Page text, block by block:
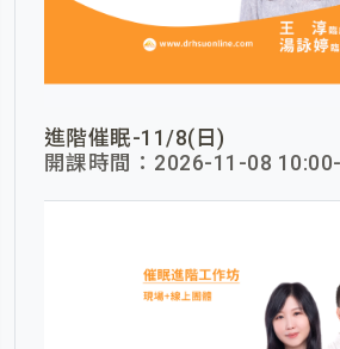
進階催眠-11/8(日)
開課時間：2026-11-08